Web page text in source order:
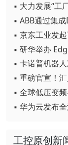
▪ 大力发展“工
▪ 京东工业发
▪ 研华举办
▪ 卡诺普机器
▪ 全球低压变
▪ 华为云发布
工控原创新